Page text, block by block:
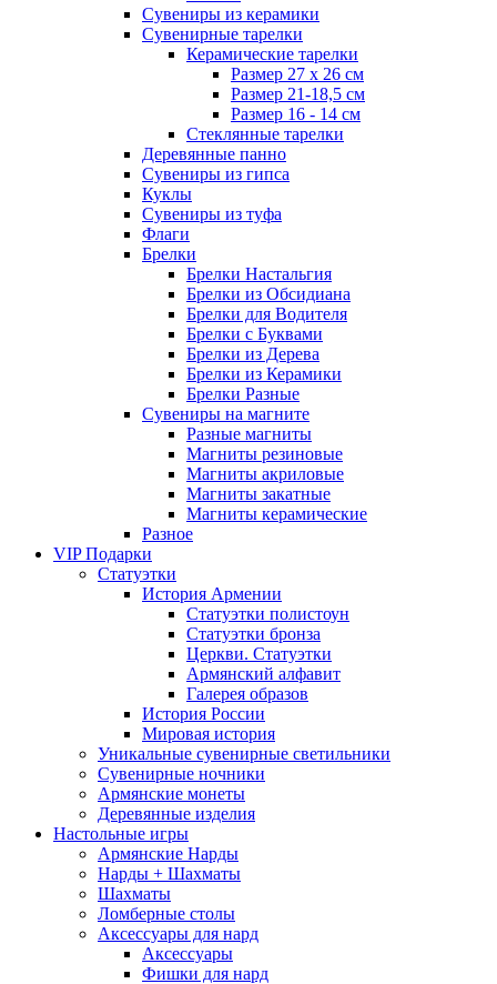
Сувениры из керамики
Сувенирные тарелки
Керамические тарелки
Размер 27 х 26 см
Размер 21-18,5 см
Размер 16 - 14 см
Стеклянные тарелки
Деревянные панно
Сувениры из гипса
Куклы
Сувениры из туфа
Флаги
Брелки
Брелки Настальгия
Брелки из Обсидиана
Брелки для Водителя
Брелки с Буквами
Брелки из Дерева
Брелки из Керамики
Брелки Разные
Сувениры на магните
Разные магниты
Магниты резиновые
Магниты акриловые
Магниты закатные
Магниты керамические
Разное
VIP Подарки
Статуэтки
История Армении
Статуэтки полистоун
Статуэтки бронза
Церкви. Статуэтки
Армянский алфавит
Галерея образов
История России
Мировая история
Уникальные сувенирные светильники
Сувенирные ночники
Армянские монеты
Деревянные изделия
Настольные игры
Армянские Нарды
Нарды + Шахматы
Шахматы
Ломберные столы
Аксессуары для нард
Аксессуары
Фишки для нард